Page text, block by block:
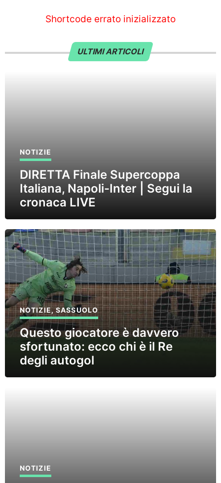
Shortcode errato inizializzato
ULTIMI ARTICOLI
NOTIZIE
DIRETTA Finale Supercoppa
Italiana, Napoli-Inter | Segui la
cronaca LIVE
NOTIZIE,SASSUOLO
Questo giocatore è davvero
sfortunato: ecco chi è il Re
degli autogol
NOTIZIE